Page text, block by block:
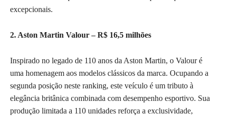
excepcionais.
2. Aston Martin Valour – R$ 16,5 milhões
Inspirado no legado de 110 anos da Aston Martin, o Valour é
uma homenagem aos modelos clássicos da marca. Ocupando a
segunda posição neste ranking, este veículo é um tributo à
elegância britânica combinada com desempenho esportivo. Sua
produção limitada a 110 unidades reforça a exclusividade,